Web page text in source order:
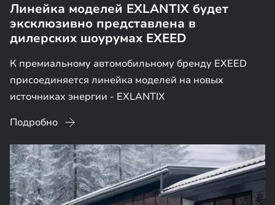
Линейка моделей EXLANTIX будет
эксклюзивно представлена в
дилерских шоурумах EXEED
К премиальному автомобильному бренду EXEED
присоединяется линейка моделей на новых
источниках энергии - EXLANTIX
Подробно